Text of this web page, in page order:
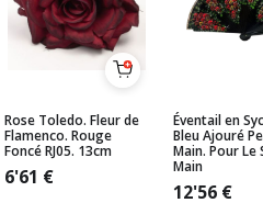
Rose Toledo. Fleur de
Flamenco. Rouge
Foncé RJ05. 13cm
6'61 €
Éventail en
Bleu Ajouré
Main. Pour Le
Main
12'56 €